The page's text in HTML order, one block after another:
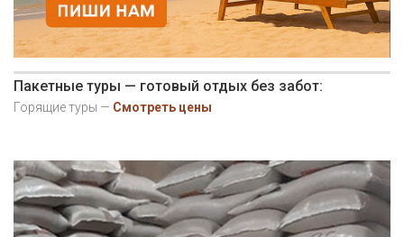
Пакетные туры — готовый отдых без забот:
Горящие туры — Смотреть цены